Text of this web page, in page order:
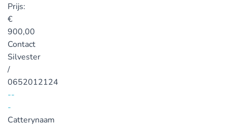
Prijs:
€
900,00
Contact
Silvester
/
0652012124
--
-
Catterynaam